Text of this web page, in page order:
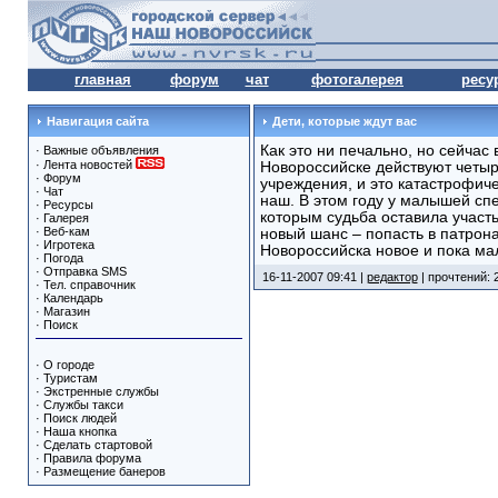
главная форум чат фотогалерея
Навигация сайта
· Важные объявления
· Лента новостей
· Форум
· Чат
· Ресурсы
· Галерея
· Веб-кам
· Игротека
· Погода
· Отправка SMS
· Тел. справочник
· Календарь
· Магазин
· Поиск
· О городе
· Туристам
· Экстренные службы
· Службы такси
· Поиск людей
· Наша кнопка
· Сделать стартовой
· Правила форума
· Размещение банеров
Дети, которые ждут вас
Как это ни печально, но сейчас
Новороссийске действуют
учреждения, и это
наш. В этом году у малышей
которым судьба оставила
новый шанс – попасть в
Новороссийска новое и пока
16-11-2007 09:41 | редактор| прочтений: